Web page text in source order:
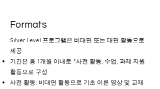
Formats
Silver Level 프로그램은 비대면 또는 대면 활동으로
제공
기간은 총 1개월 이내로 "사전 활동, 수업, 과제 지원
활동으로 구성
사전 활동: 비대면 활동으로 기초 이론 영상 및 교재